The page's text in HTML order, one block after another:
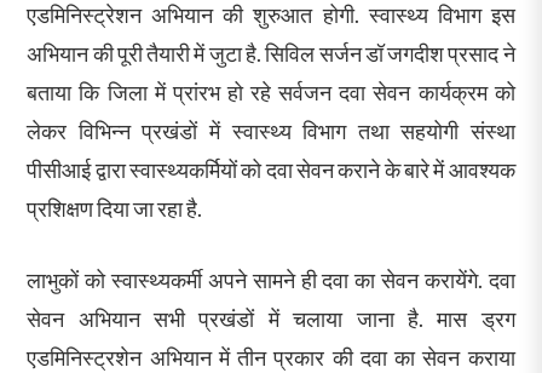
ए​डमिनिस्ट्रेशन अभियान की शुरुआत होगी. स्वास्थ्य विभाग इस
अभियान की पूरी तैयारी में जुटा है. सिविल सर्जन डॉ जगदीश प्रसाद ने
बताया कि जिला में प्रांरभ हो रहे सर्वजन दवा सेवन कार्यक्रम को
लेकर विभिन्न प्रखंडों में स्वास्थ्य विभाग तथा सहयोगी संस्था
पीसीआई द्वारा स्वास्थ्यकर्मियों को दवा सेवन कराने के बारे में आवश्यक
प्रशिक्षण दिया जा रहा है.
लाभुकों को स्वास्थ्यक​र्मी अपने सामने ही दवा का सेवन करायेंगे. दवा
सेवन अभियान सभी प्रखंडों में चलाया जाना है. मास ड्रग
एडमिनिस्ट्रशेन अभियान में तीन प्रकार की दवा का सेवन कराया